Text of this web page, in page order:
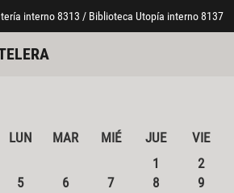
interno 8313 / Biblioteca Utopía interno 8137
LUN MAR MIÉ JUE VIE
1
2
5 6 7 8 9